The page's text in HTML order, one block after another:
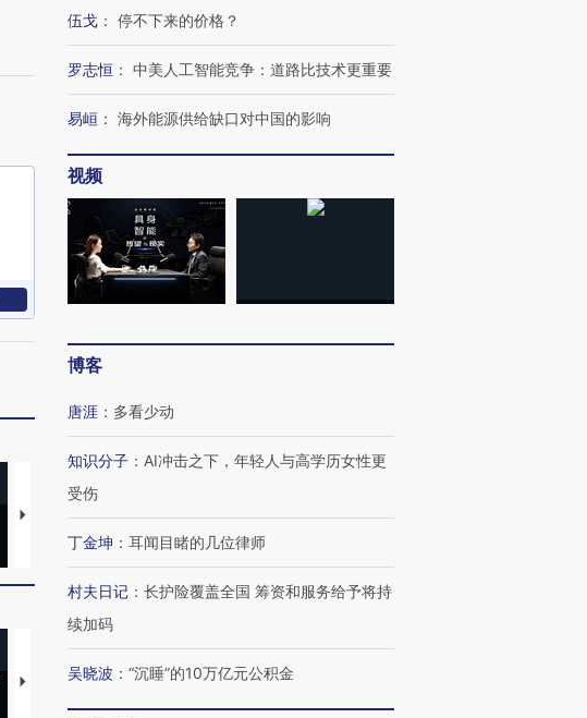
马航飞行员跨国走私7万
粒摇头丸 尿检体内含3种
视线｜被称为“蟑螂”的印
度Z世代 用街头抗争将教
育部长拱下台
视线｜“入侵”还是“人道危
视线｜全球最热百城独占
伍戈 ： 停不下来的价格？
罗志恒 ： 中美人工智能竞争：道路比技术更重要
易峘 ： 海外能源供给缺口对中国的影响
视频
博客
唐涯 ： 多看少动
知识分子 ： AI冲击之下，年轻人与高学历女性更
受伤
丁金坤 ： 耳闻目睹的几位律师
村夫日记 ： 长护险覆盖全国 筹资和服务给予将持
续加码
吴晓波 ： “沉睡”的10万亿元公积金